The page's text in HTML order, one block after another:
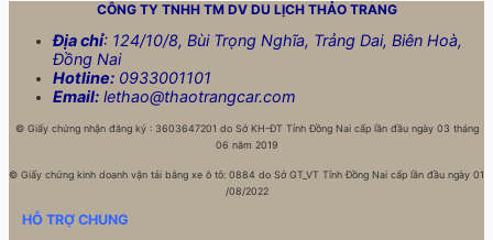
CÔNG TY TNHH TM DV DU LỊCH THẢO TRANG
Địa chỉ: 124/10/8, Bùi Trọng Nghĩa, Trảng Dai, Biên Hoà,
Đồng Nai
Hotline: 0933001101
Email: lethao@thaotrangcar.com
©Giấy chứng nhận đăng ký : 3603647201 do Sở KH-ĐT Tỉnh Đồng Nai cấp lần đầu ngày 03 tháng
06 năm 2019
© Giấy chứng kinh doanh vận tải bằng xe ô tô: 0884 do Sở GT_VT Tỉnh Đồng Nai cấp lần đầu ngày 01
/08/2022
HỖ TRỢ CHUNG